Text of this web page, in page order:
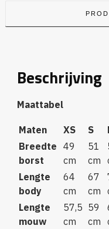
Beschrijving
Maattabel
Maten XS S
Breedte
borst
49
cm
51
cm
Lengte
body
64
cm
67
cm
Lengte
mouw
57,5
cm
59
cm